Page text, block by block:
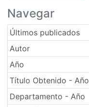
Navegar
Últimos publicados
Autor
Año
Título Obtenido - Año
Departamento - Año